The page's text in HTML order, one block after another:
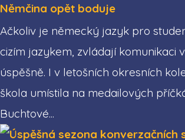
Němčina opět boduje
Ačkoliv je německý jazyk pro
cizím jazykem, zvládají komunikaci
úspěšně. I v letošních okresních
škola umístila na medailových
Buchtové...